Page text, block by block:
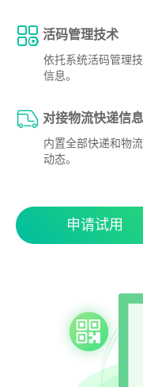
活码管理技术
依托系统活码管理
信息。
对接物流快递信息
内置全部快递和物
动态。
申请试用